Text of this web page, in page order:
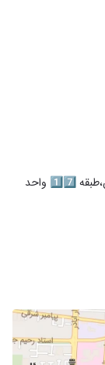
آدرس شرکت : تهران ، بلوار اشرفی اصفهانی ، برج نگین،طبقه 1️⃣7️⃣ واحد